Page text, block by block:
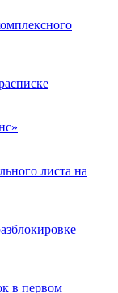
листа на
в первом